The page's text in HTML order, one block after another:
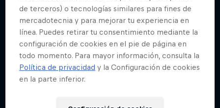
de terceros) o tecnologías similares para fines de
mercadotecnia y para mejorar tu experiencia en
línea. Puedes retirar tu consentimiento mediante la
configuración de cookies en el pie de página en
todo momento. Para mayor información, consulta la
Política de privacidad y la Configuración de cookies
en la parte inferior.